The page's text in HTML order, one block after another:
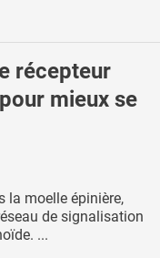
récepteur
mieux se
la moelle épinière,
de signalisation
...